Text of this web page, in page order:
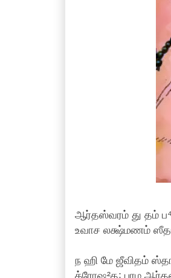
ஆர்தஸ்வரம் து தம்
உவாச லக்ஷ்மணம் ஸீதா
ந ஹி மே ஜீவிதம்